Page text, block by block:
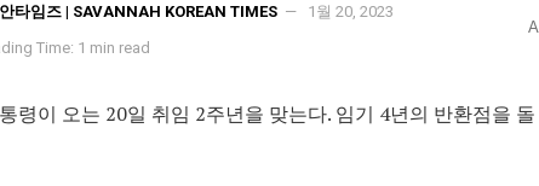
타임즈 | SAVANNAH KOREAN TIMES 1월 20, 2023
Time: 1 min read
A
령이 오는 20일 취임 2주년을 맞는다. 임기 4년의 반환점을 돌